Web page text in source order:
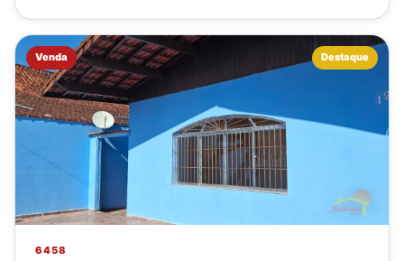
Venda Destaque
6458